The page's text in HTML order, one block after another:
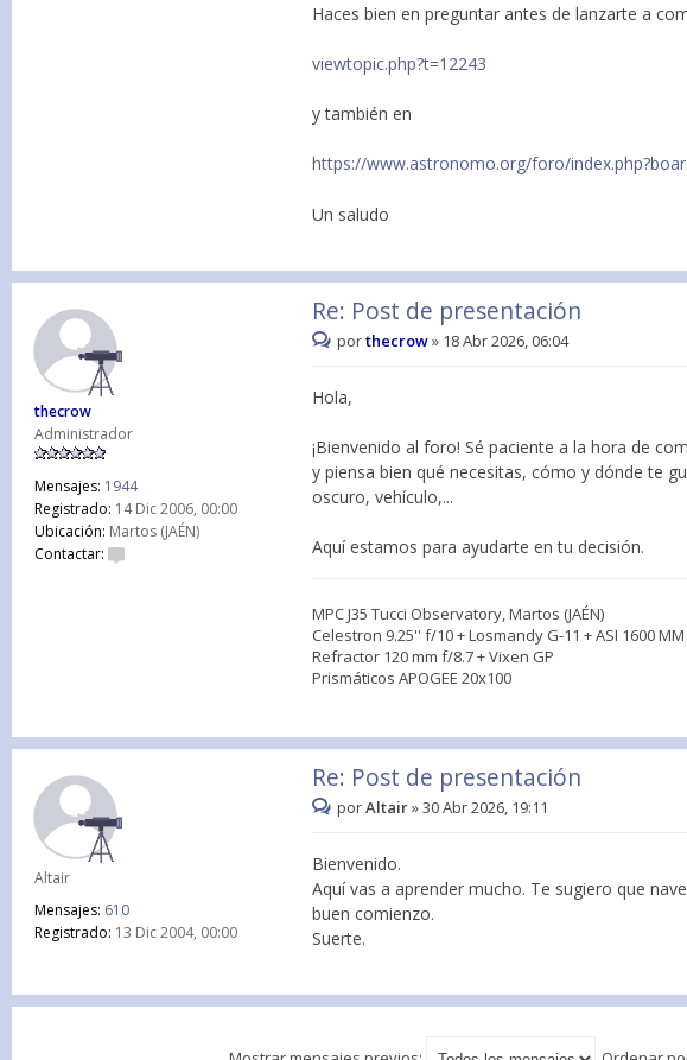
Haces bien en preguntar antes de lanzarte a
viewtopic.php?t=12243
y también en
https://www.astronomo.org/foro/
Un saludo
thecrow
Administrador
Mensajes: 1944
Registrado: 14 Dic 2006, 00:00
Ubicación: Martos (JAÉN)
Contactar:
Re: Post de presentación
porthecrow» 18 Abr 2026, 06:04
Hola,
¡Bienvenido al foro! Sé paciente a la hora de
y piensa bien qué necesitas, cómo y dónde te
oscuro, vehículo,...
Aquí estamos para ayudarte en tu decisión.
MPC J35 Tucci Observatory, Martos (JAÉN)
Celestron 9.25'' f/10 + Losmandy G-11 + ASI 1600
Refractor 120 mm f/8.7 + Vixen GP
Prismáticos APOGEE 20x100
Altair
Mensajes: 610
Registrado: 13 Dic 2004, 00:00
Re: Post de presentación
porAltair»30 Abr 2026, 19:11
Bienvenido.
Aquí vas a aprender mucho. Te sugiero que
buen comienzo.
Suerte.